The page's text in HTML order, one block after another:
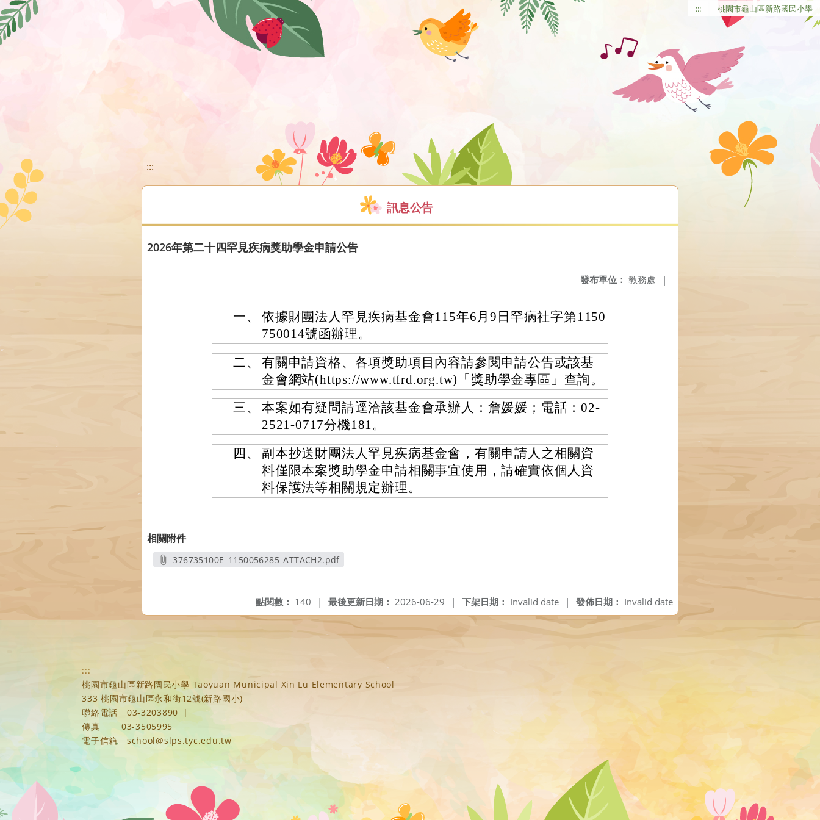
移至網頁之主要內容區位置 ::: 桃園市龜山區新路國民小學
:::
訊息公告
2026年第二十四罕見疾病獎助學金申請公告
發布單位： 教務處 |
一、
依據財團法人罕見疾病基金會115年6月9日罕病社字第1150
750014號函辦理。
二、
有關申請資格、各項獎助項目內容請參閱申請公告或該基
金會網站(https://www.tfrd.org.tw)「獎助學金專區」查詢。
三、
本案如有疑問請逕洽該基金會承辦人：詹媛媛；電話：02-
2521-0717分機181。
四、
副本抄送財團法人罕見疾病基金會，有關申請人之相關資
料僅限本案獎助學金申請相關事宜使用，請確實依個人資
料保護法等相關規定辦理。
相關附件
376735100E_1150056285_ATTACH2.pdf
發佈日期： Invalid date
下架日期： Invalid date |
最後更新日期： 2026-06-29 |
點閱數： 140 |
:::
桃園市龜山區新路國民小學 Taoyuan Municipal Xin Lu Elementary School
333 桃園市龜山區永和街12號(新路國小)
聯絡電話
03-3203890
|
傳真
03-3505995
電子信箱
school@slps.tyc.edu.tw